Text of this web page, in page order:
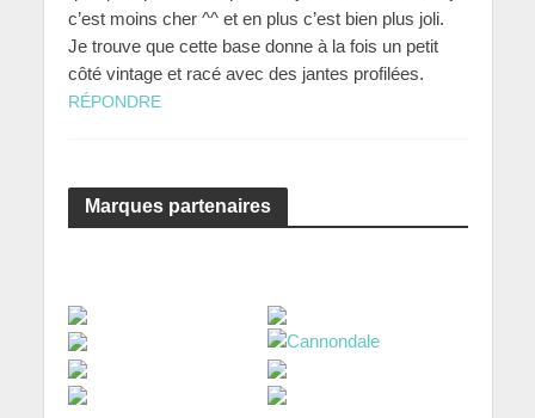
c’est moins cher ^^ et en plus c’est bien plus joli.
Je trouve que cette base donne à la fois un petit
côté vintage et racé avec des jantes profilées.
RÉPONDRE
Marques partenaires